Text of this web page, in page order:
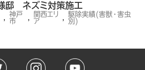
邸 ネズミ対策施工
神戸
市
関西エリ
ア
駆除実績(害獣・害虫
別)